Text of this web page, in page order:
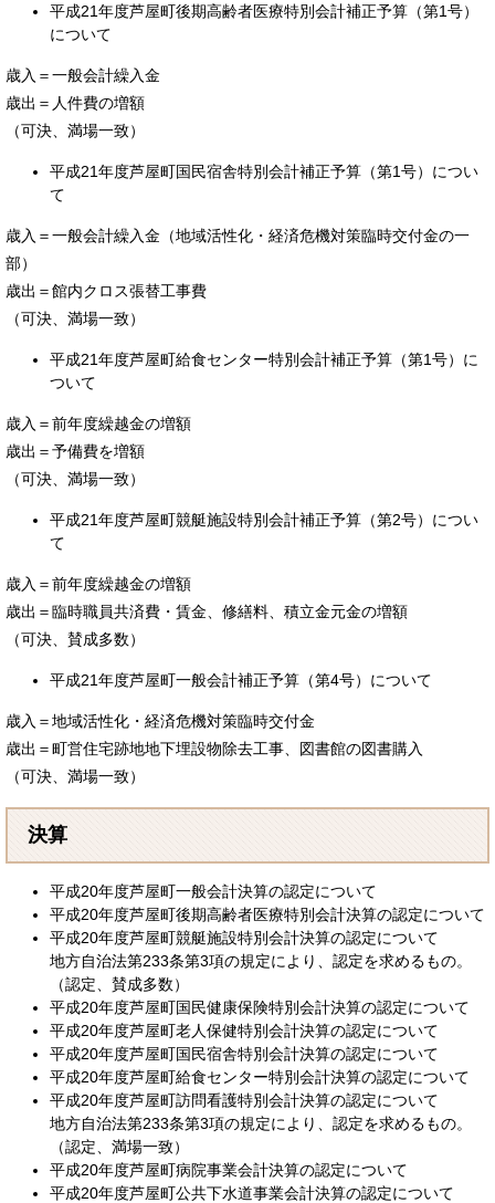
平成21年度芦屋町後期高齢者医療特別会計補正予算（第1号）
について
歳入＝一般会計繰入金
歳出＝人件費の増額
（可決、満場一致）
平成21年度芦屋町国民宿舎特別会計補正予算（第1号）につい
て
歳入＝一般会計繰入金（地域活性化・経済危機対策臨時交付金の一
部）
歳出＝館内クロス張替工事費
（可決、満場一致）
平成21年度芦屋町給食センター特別会計補正予算（第1号）に
ついて
歳入＝前年度繰越金の増額
歳出＝予備費を増額
（可決、満場一致）
平成21年度芦屋町競艇施設特別会計補正予算（第2号）につい
て
歳入＝前年度繰越金の増額
歳出＝臨時職員共済費・賃金、修繕料、積立金元金の増額
（可決、賛成多数）
平成21年度芦屋町一般会計補正予算（第4号）について
歳入＝地域活性化・経済危機対策臨時交付金
歳出＝町営住宅跡地地下埋設物除去工事、図書館の図書購入
（可決、満場一致）
決算
平成20年度芦屋町一般会計決算の認定について
平成20年度芦屋町後期高齢者医療特別会計決算の認定について
平成20年度芦屋町競艇施設特別会計決算の認定について
地方自治法第233条第3項の規定により、認定を求めるもの。
（認定、賛成多数）
平成20年度芦屋町国民健康保険特別会計決算の認定について
平成20年度芦屋町老人保健特別会計決算の認定について
平成20年度芦屋町国民宿舎特別会計決算の認定について
平成20年度芦屋町給食センター特別会計決算の認定について
平成20年度芦屋町訪問看護特別会計決算の認定について
地方自治法第233条第3項の規定により、認定を求めるもの。
（認定、満場一致）
平成20年度芦屋町病院事業会計決算の認定について
平成20年度芦屋町公共下水道事業会計決算の認定について